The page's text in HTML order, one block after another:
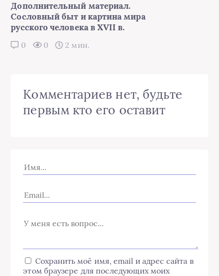
Дополнительный материал.
Сословный быт и картина мира
русского человека в XVII в.
0 0 2 мин.
Комментариев нет, будьте
первым кто его оставит
Сохранить моё имя, email и адрес сайта в
этом браузере для последующих моих